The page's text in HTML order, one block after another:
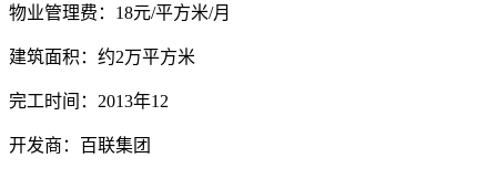
物业管理费：18元/平方米/月
建筑面积：约2万平方米
完工时间：2013年12
开发商：百联集团